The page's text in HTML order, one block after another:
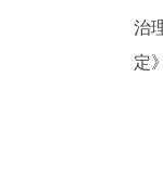
治
定